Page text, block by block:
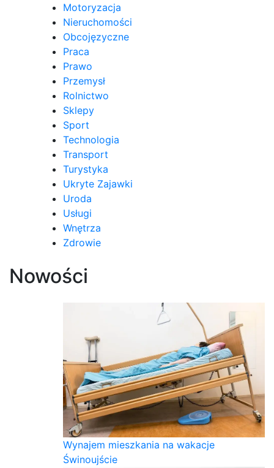
Motoryzacja
Nieruchomości
Obcojęzyczne
Praca
Prawo
Przemysł
Rolnictwo
Sklepy
Sport
Technologia
Transport
Turystyka
Ukryte Zajawki
Uroda
Usługi
Wnętrza
Zdrowie
Nowości
Wynajem mieszkania na wakacje
Świnoujście